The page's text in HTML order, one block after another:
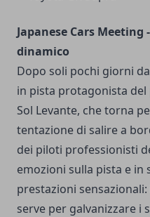
Japanese Cars
dinamico
Dopo soli pochi giorni
in pista protagonista
Sol Levante, che torna
tentazione di salire a
dei piloti professionisti
emozioni sulla pista e in
prestazioni sensazionali:
serve per galvanizzare i